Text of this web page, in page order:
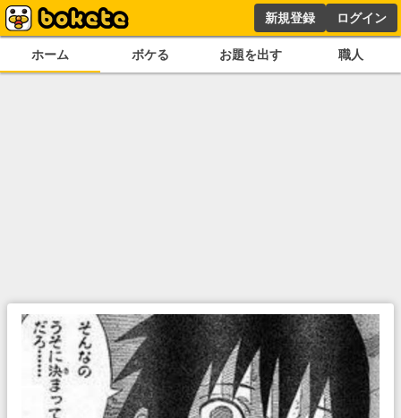
新規登録 ログイン
ホーム ボケる お題を出す 職人